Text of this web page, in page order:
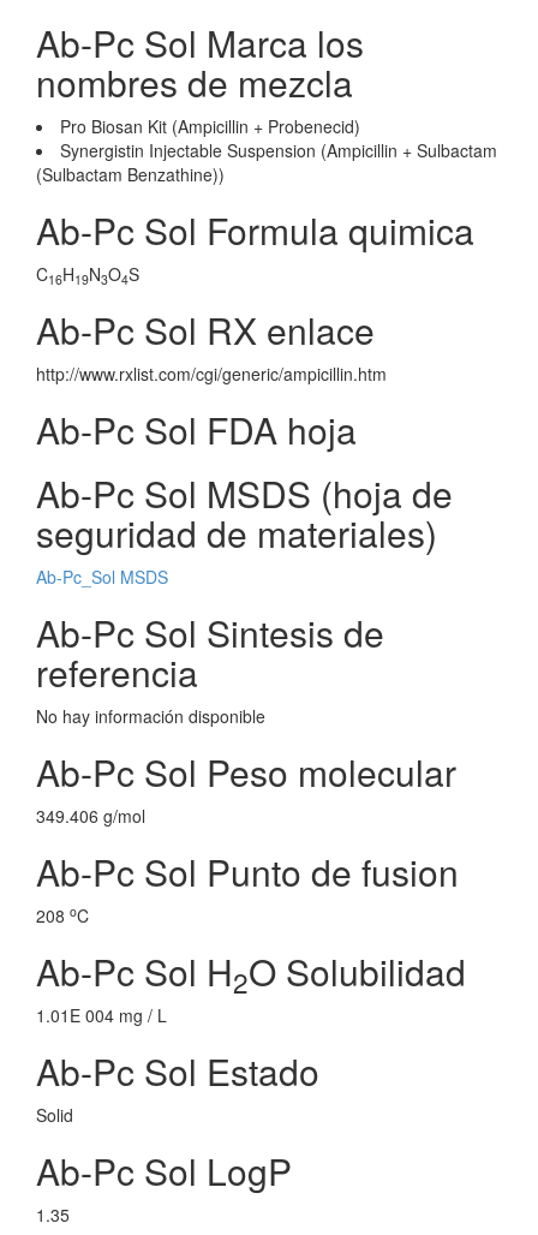
Ab-Pc Sol Marca los
nombres de mezcla
Pro Biosan Kit (Ampicillin + Probenecid)
Synergistin Injectable Suspension (Ampicillin + Sulbactam
(Sulbactam Benzathine))
Ab-Pc Sol Formula quimica
C16H19N3O4S
Ab-Pc Sol RX enlace
http://www.rxlist.com/cgi/generic/ampicillin.htm
Ab-Pc Sol FDA hoja
Ab-Pc Sol MSDS (hoja de
seguridad de materiales)
Ab-Pc_Sol MSDS
Ab-Pc Sol Sintesis de
referencia
No hay información disponible
Ab-Pc Sol Peso molecular
349.406 g/mol
Ab-Pc Sol Punto de fusion
208 oC
Ab-Pc Sol H2O Solubilidad
1.01E 004 mg / L
Ab-Pc Sol Estado
Solid
Ab-Pc Sol LogP
1.35